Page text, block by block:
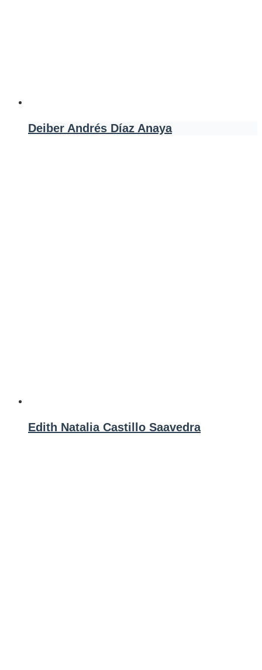
Deiber Andrés Díaz Anaya
Edith Natalia Castillo Saavedra